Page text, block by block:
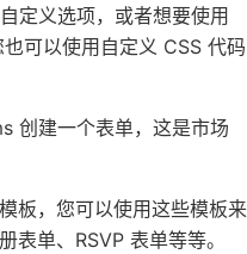
定义选项，或者想要使用
可以使用自定义 CSS 代码
创建一个表单，这是市场
板，您可以使用这些模板来
表单、 RSVP 表单等等。